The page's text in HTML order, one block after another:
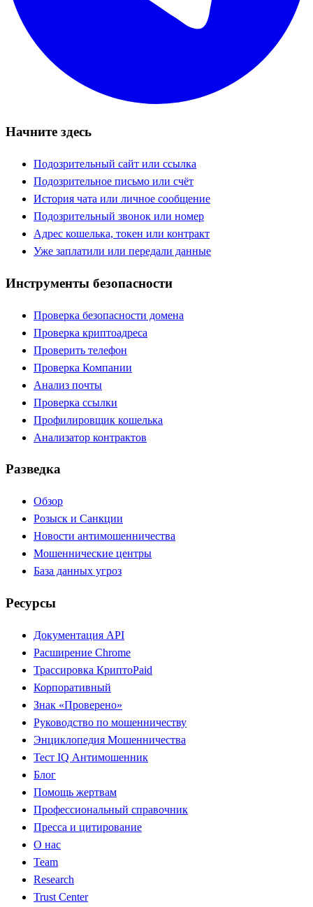
Начните здесь
Подозрительный сайт или ссылка
Подозрительное письмо или счёт
История чата или личное сообщение
Подозрительный звонок или номер
Адрес кошелька, токен или контракт
Уже заплатили или передали данные
Инструменты безопасности
Проверка безопасности домена
Проверка криптоадреса
Проверить телефон
Проверка Компании
Анализ почты
Проверка ссылки
Профилировщик кошелька
Анализатор контрактов
Разведка
Обзор
Розыск и Санкции
Новости антимошенничества
Мошеннические центры
База данных угроз
Ресурсы
Документация API
Расширение Chrome
Трассировка КриптоPaid
Корпоративный
Знак «Проверено»
Руководство по мошенничеству
Энциклопедия Мошенничества
Тест IQ Антимошенник
Блог
Помощь жертвам
Профессиональный справочник
Пресса и цитирование
О нас
Team
Research
Trust Center